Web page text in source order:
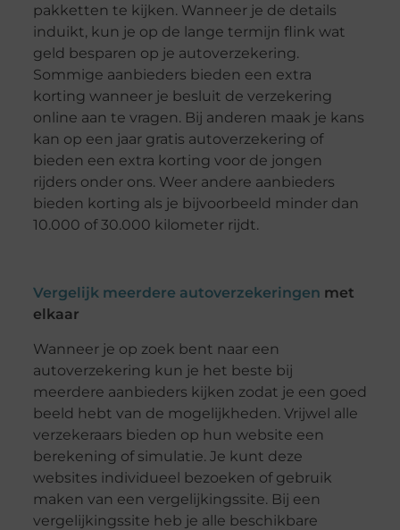
pakketten te kijken. Wanneer je de details
induikt, kun je op de lange termijn flink wat
geld besparen op je autoverzekering.
Sommige aanbieders bieden een extra
korting wanneer je besluit de verzekering
online aan te vragen. Bij anderen maak je kans
kan op een jaar gratis autoverzekering of
bieden een extra korting voor de jongen
rijders onder ons. Weer andere aanbieders
bieden korting als je bijvoorbeeld minder dan
10.000 of 30.000 kilometer rijdt.
Vergelijk meerdere autoverzekeringen met
elkaar
Wanneer je op zoek bent naar een
autoverzekering kun je het beste bij
meerdere aanbieders kijken zodat je een goed
beeld hebt van de mogelijkheden. Vrijwel alle
verzekeraars bieden op hun website een
berekening of simulatie. Je kunt deze
websites individueel bezoeken of gebruik
maken van een vergelijkingssite. Bij een
vergelijkingssite heb je alle beschikbare